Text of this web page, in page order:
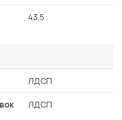
43.5
ЛДСП
ЛДСП